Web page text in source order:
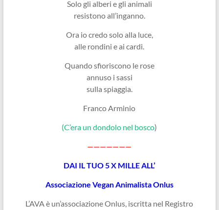
Solo gli alberi e gli animali
resistono all’inganno.
Ora io credo solo alla luce,
alle rondini e ai cardi.
Quando sfioriscono le rose
annuso i sassi
sulla spiaggia.
Franco Arminio
(C’era un dondolo nel bosco)
———————
DAI IL TUO 5 X MILLE ALL’
Associazione Vegan Animalista Onlus
L’AVA è un’associazione Onlus, iscritta nel Registro